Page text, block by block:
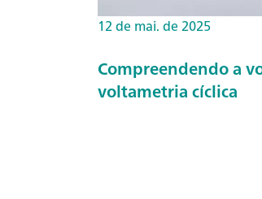
12 de mai. de 2025
Compreendendo a
voltametria cíclica